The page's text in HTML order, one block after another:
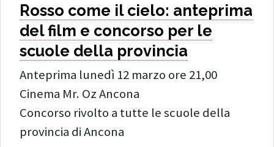
Rosso come il cielo: anteprima
del film e concorso per le
scuole della provincia
Anteprima lunedì 12 marzo ore 21,00
Cinema Mr. Oz Ancona
Concorso rivolto a tutte le scuole della
provincia di Ancona